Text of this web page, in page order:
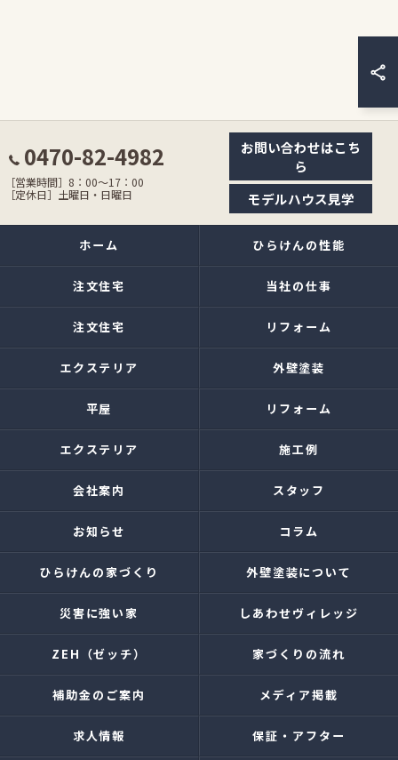
0470-82-4982
［営業時間］8：00〜17：00
［定休日］土曜日・日曜日
お問い合わせはこち
ら
モデルハウス見学
ホーム ひらけんの性能
注文住宅 当社の仕事
注文住宅 リフォーム
エクステリア 外壁塗装
平屋 リフォーム
エクステリア 施工例
会社案内 スタッフ
お知らせ コラム
ひらけんの家づくり 外壁塗装について
災害に強い家 しあわせヴィレッジ
ZEH（ゼッチ） 家づくりの流れ
補助金のご案内 メディア掲載
求人情報 保証・アフター